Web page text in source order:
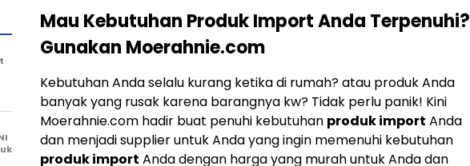
Mau Kebutuhan Produk Import Anda Terpenuhi?
Gunakan Moerahnie.com
Kebutuhan Anda selalu kurang ketika di rumah? atau produk Anda
banyak yang rusak karena barangnya kw? Tidak perlu panik! Kini
Moerahnie.com hadir buat penuhi kebutuhan produk import Anda
dan menjadi supplier untuk Anda yang ingin memenuhi kebutuhan
produk import Anda dengan harga yang murah untuk Anda dan